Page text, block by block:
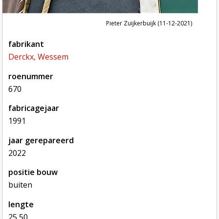
Pieter Zuijkerbuijk (11-12-2021)
fabrikant
Derckx, Wessem
roenummer
670
fabricagejaar
1991
jaar gerepareerd
2022
positie bouw
buiten
lengte